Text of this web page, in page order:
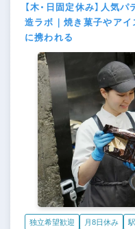
【木・日固定休み】人気
造ラボ｜焼き菓子やア
に携われる
独立希望歓迎 月8日休み